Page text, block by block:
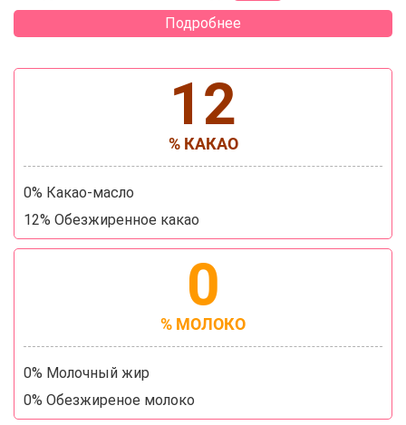
Подробнее
12
% КАКАО
0% Какао-масло
12% Обезжиренное какао
0
% МОЛОКО
0% Молочный жир
0% Обезжиреное молоко